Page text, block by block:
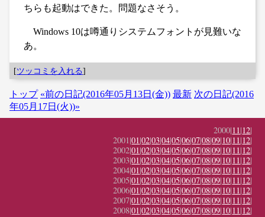
ちらも起動はできた。問題なさそう。
Windows 10は噂通りシステムフォントが見難いな
あ。
[ツッコミを入れる]
トップ «前の日記(2016年05月13日(金)) 最新 次の日記(2016
年05月17日(火))»
2000|11|12|
2001|01|02|03|04|05|06|07|08|09|10|11|12|
2002|01|02|03|04|05|06|07|08|09|10|11|12|
2003|01|02|03|04|05|06|07|08|09|10|11|12|
2004|01|02|03|04|05|06|07|08|09|10|11|12|
2005|01|02|03|04|05|06|07|08|09|10|11|12|
2006|01|02|03|04|05|06|07|08|09|10|11|12|
2007|01|02|03|04|05|06|07|08|09|10|11|12|
2008|01|02|03|04|05|06|07|08|09|10|11|12|